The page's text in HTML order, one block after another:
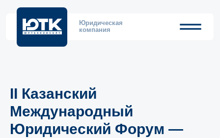
Юридическая
компания
II Казанский
Международный
Юридический Форум —